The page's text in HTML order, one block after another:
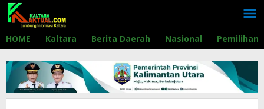
Lewati
konten
HOME Kaltara Berita Daerah Nasional Pemilihan